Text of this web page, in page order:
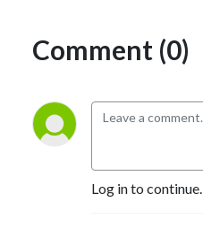
Comment (0)
Log in to continue.